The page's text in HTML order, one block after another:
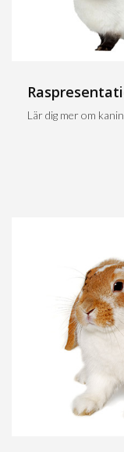
Lär dig mer om